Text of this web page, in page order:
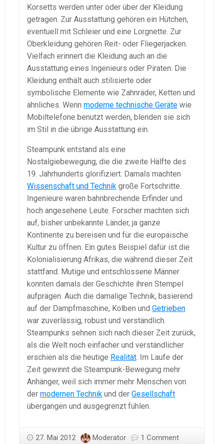
Korsetts werden unter oder über der Kleidung
getragen. Zur Ausstattung gehören ein Hütchen,
eventuell mit Schleier und eine Lorgnette. Zur
Oberkleidung gehören Reit- oder Fliegerjacken.
Vielfach erinnert die Kleidung auch an die
Ausstattung eines Ingenieurs oder Piraten. Die
Kleidung enthält auch stilisierte oder
symbolische Elemente wie Zahnräder, Ketten und
ähnliches. Wenn moderne technische Geräte wie
Mobiltelefone benutzt werden, blenden sie sich
im Stil in die übrige Ausstattung ein.
Steampunk entstand als eine
Nostalgiebewegung, die die zweite Hälfte des
19. Jahrhunderts glorifiziert. Damals machten
Wissenschaft und Technik große Fortschritte.
Ingenieure waren bahnbrechende Erfinder und
hoch angesehene Leute. Forscher machten sich
auf, bisher unbekannte Länder, ja ganze
Kontinente zu bereisen und für die europäische
Kultur zu öffnen. Ein gutes Beispiel dafür ist die
Kolonialisierung Afrikas, die während dieser Zeit
stattfand. Mutige und entschlossene Männer
konnten damals der Geschichte ihren Stempel
aufprägen. Auch die damalige Technik, basierend
auf der Dampfmaschine, Kolben und Getrieben
war zuverlässig, robust und verständlich.
Steampunks sehnen sich nach dieser Zeit zurück,
als die Welt noch einfacher und verständlicher
erschien als die heutige Realität. Im Laufe der
Zeit gewinnt die Steampunk-Bewegung mehr
Anhänger, weil sich immer mehr Menschen von
der modernen Technik und der Gesellschaft
übergangen und ausgegrenzt fühlen.
27. Mai 2012 Moderator 1 Comment